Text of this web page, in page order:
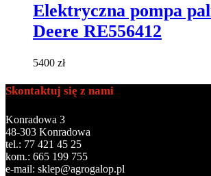
Elektryczna pompa
Deere RE556412
5400 zł
Skontaktuj się z nami
Konradowa 3
48-303 Konradowa
tel.: 77 421 45 25
kom.: 665 199 755
e-mail: sklep@agrogalop.pl